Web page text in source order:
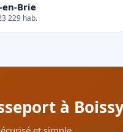
en-Brie
229 hab.
à